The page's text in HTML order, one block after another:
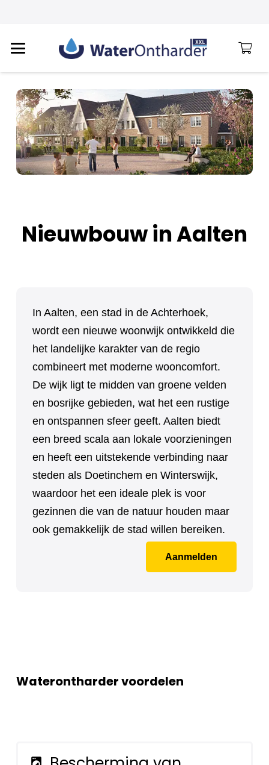
Nieuwbouw in Aalten
In Aalten, een stad in de Achterhoek,
wordt een nieuwe woonwijk ontwikkeld die
het landelijke karakter van de regio
combineert met moderne wooncomfort.
De wijk ligt te midden van groene velden
en bosrijke gebieden, wat het een rustige
en ontspannen sfeer geeft. Aalten biedt
een breed scala aan lokale voorzieningen
en heeft een uitstekende verbinding naar
steden als Doetinchem en Winterswijk,
waardoor het een ideale plek is voor
gezinnen die van de natuur houden maar
ook gemakkelijk de stad willen bereiken.
Aanmelden
Waterontharder voordelen